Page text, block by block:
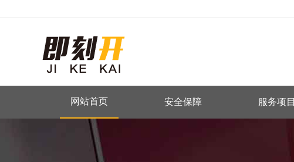
网站首页 安全保障 服务项目